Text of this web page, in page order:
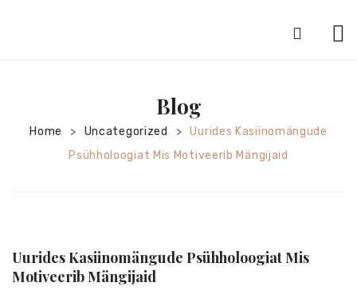
SILVER JEWELRY
HOME
Blog
Home > Uncategorized >
Uurides Kasiinomängude
Psühholoogiat Mis Motiveerib Mängijaid
Uurides Kasiinomängude Psühholoogiat Mis
Motiveerib Mängijaid